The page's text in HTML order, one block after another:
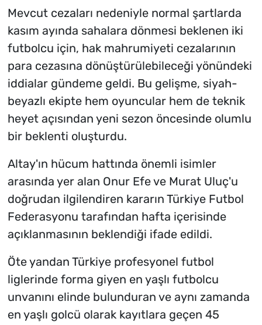
Mevcut cezaları nedeniyle normal şartlarda
kasım ayında sahalara dönmesi beklenen iki
futbolcu için, hak mahrumiyeti cezalarının
para cezasına dönüştürülebileceği yönündeki
iddialar gündeme geldi. Bu gelişme, siyah-
beyazlı ekipte hem oyuncular hem de teknik
heyet açısından yeni sezon öncesinde olumlu
bir beklenti oluşturdu.
Altay'ın hücum hattında önemli isimler
arasında yer alan Onur Efe ve Murat Uluç'u
doğrudan ilgilendiren kararın Türkiye Futbol
Federasyonu tarafından hafta içerisinde
açıklanmasının beklendiği ifade edildi.
Öte yandan Türkiye profesyonel futbol
liglerinde forma giyen en yaşlı futbolcu
unvanını elinde bulunduran ve aynı zamanda
en yaşlı golcü olarak kayıtlara geçen 45